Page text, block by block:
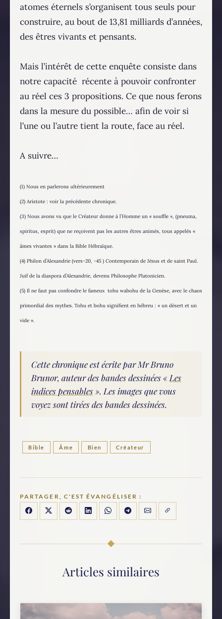
atomes éternels s’organisent tous seuls pour
construire, au bout de 13,81 milliards d’années,
des êtres vivants et pensants.
Mais l’intérêt de cette enquête consiste dans
notre capacité récente à pouvoir confronter
au réel ces 3 propositions. Ce que nous ferons
dans la mesure du possible… afin de voir si
l’une ou l’autre tient la route, face au réel.
A suivre…
(1) Nous en parlerons ultérieurement
(2) Aristote : voir la précédente chronique.
(3) Nous avons vu que le Créateur donne à l’Homme un « souffle », (pneuma,
spiritus, esprit) que ne reçoivent pas les autres êtres animés, tous appelés «
âmes vivantes » dans la Bible Hébraïque.
(4) Philon d’Alexandrie (vers-20, -45 ) Contemporain de Jésus et de saint Paul.
Juif de la diaspora d’Alexandrie, devenu Philosophe Platonicien.
(5) Il ne faut pas confondre le fameux tohu wabohu de la Genèse, avec le chaos
primordial des mythes. Tohu et bohu signifient en hébreu : « un désert et un
vide ».
Cette chronique est écrite par Mr Bruno
Brunor, auteur des bandes dessinées « Les
indices pensables ». Les images que vous
voyez sont tirées des bandes dessinées.
Bible Âme Bien Créateur
PARTAGER, C'EST ÉVANGÉLISER :
Articles similaires